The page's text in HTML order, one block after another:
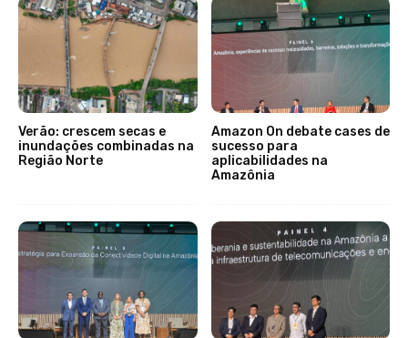
Verão: crescem secas e
inundações combinadas na
Região Norte
Amazon On debate cases de
sucesso para
aplicabilidades na
Amazônia